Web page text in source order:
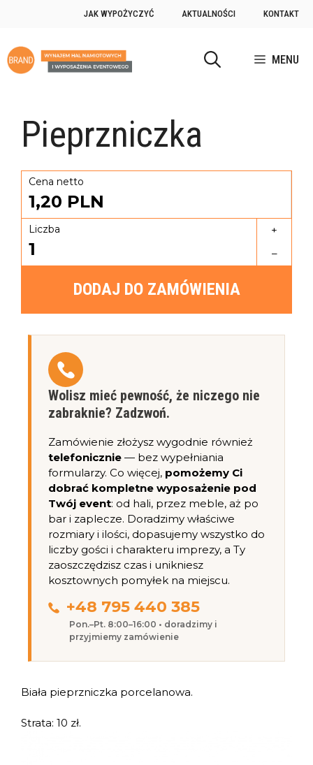
JAK WYPOŻYCZYĆ AKTUALNOŚCI KONTAKT
MENU
Pieprzniczka
Cena netto
1,20 PLN
Liczba
1
+
–
DODAJ DO ZAMÓWIENIA
Wolisz mieć pewność, że niczego nie
zabraknie? Zadzwoń.
Zamówienie złożysz wygodnie również
telefonicznie — bez wypełniania
formularzy. Co więcej, pomożemy Ci
dobrać kompletne wyposażenie pod
Twój event: od hali, przez meble, aż po
bar i zaplecze. Doradzimy właściwe
rozmiary i ilości, dopasujemy wszystko do
liczby gości i charakteru imprezy, a Ty
zaoszczędzisz czas i unikniesz
kosztownych pomyłek na miejscu.
+48 795 440 385
Pon.–Pt. 8:00–16:00 • doradzimy i
przyjmiemy zamówienie
Biała pieprzniczka porcelanowa.
Strata: 10 zł.